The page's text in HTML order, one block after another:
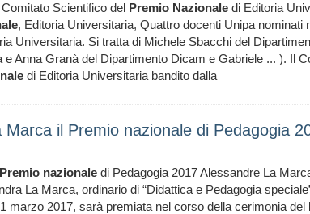
Scientifico del Premio Nazionale di Editoria
, Editoria Universitaria, Quattro docenti Unipa nominati
Universitaria. Si tratta di Michele Sbacchi del
Anna Granà del Dipartimento Dicam e Gabriele ... ). Il
di Editoria Universitaria bandito dalla
Marca il Premio nazionale di Pedagogia
Premio nazionale di Pedagogia 2017 Alessandre La
La Marca, ordinario di “Didattica e Pedagogia
marzo 2017, sarà premiata nel corso della cerimonia del